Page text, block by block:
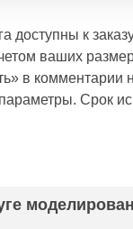
доступны к
ваших
в комментарии
Срок